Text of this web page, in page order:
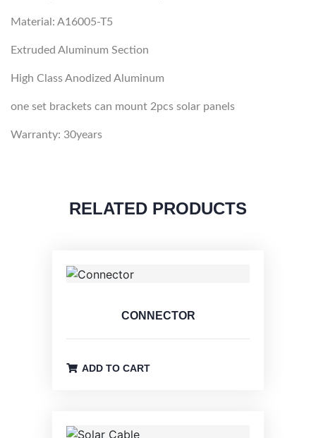
Material: A16005-T5
Extruded Aluminum Section
High Class Anodized Aluminum
one set brackets can mount 2pcs solar panels
Warranty: 30years
RELATED PRODUCTS
CONNECTOR
ADD TO CART